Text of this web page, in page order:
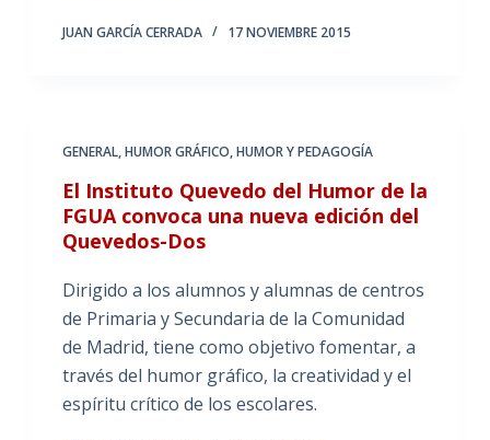
JUAN GARCÍA CERRADA 17 NOVIEMBRE 2015
GENERAL,HUMOR GRÁFICO,HUMOR Y PEDAGOGÍA
El Instituto Quevedo del Humor de la
FGUA convoca una nueva edición del
Quevedos-Dos
Dirigido a los alumnos y alumnas de centros
de Primaria y Secundaria de la Comunidad
de Madrid, tiene como objetivo fomentar, a
través del humor gráfico, la creatividad y el
espíritu crítico de los escolares.